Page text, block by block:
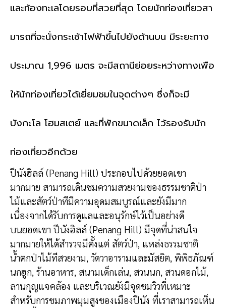
และท้องทะเลโดยรอบที่สวยที่สุด โดยนักท่องเที่ยวสา
มารถที่จะนั่งกระเช้าไฟฟ้าขึ้นไปยังด้านบน มีระยะทาง
ประมาณ 1,996 เมตร จะมีสถานีย่อยระหว่างทางเพื่อ
ให้นักท่องเที่ยวได้เยี่ยมชมในจุดต่างๆ ซึ่งก็จะมี
บังกะโล โฮมสเตย์ และที่พักขนาดเล็ก ไว้รองรับนัก
ท่องเที่ยวอีกด้วย
ปีนังฮิลล์ (Penang Hill) ประกอบไปด้วยยอดเขา
มากมาย สามารถเดินชมความสวยงามของธรรมชาติป่า
ไม้และสัตว์ป่าที่มีความอุดมสมบูรณ์และยังมีมาก
เนื่องจากได้รับการดูแลและอนุรักษ์ไว้เป็นอย่างดี
บนยอดเขา ปีนังฮิลล์ (Penang Hill) มีจุดที่น่าสนใจ
มากมายให้ได้สำรวจมีตั้งแต่ สัตว์ป่า, แหล่งธรรมชาติ
น้ำตกป่าไม้ที่สวยงาม, วัดวาอารามและมัสยิต, พิพิธภัณฑ์
นกฮูก, ร้านอาหาร, สนามเด็กเล่น, สวนนก, สวนดอกไม้,
ลานกุญแจคล้อง และบริเวณยังมีจุดชมวิวที่เหมาะ
สำหรับการชมภาพมุมสูงของเมืองปีนัง ที่เราสามารถเห็น